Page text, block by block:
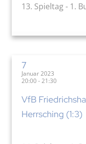
13. Spieltag - 1.
7
Januar 2023
20:00 - 21:30
VfB
Herrsching (1:3)